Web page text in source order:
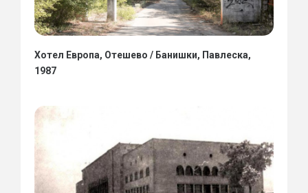
Хотел Европа, Отешево / Банишки, Павлеска,
1987